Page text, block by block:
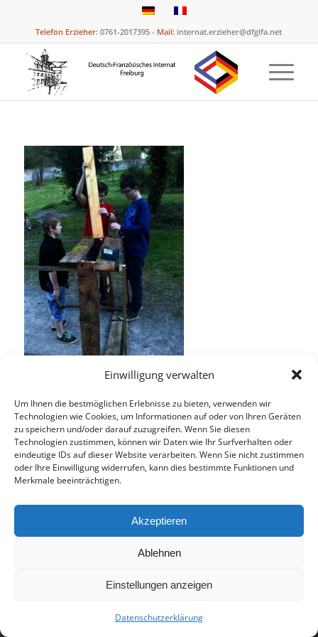
Einwilligung verwalten
Um Ihnen die bestmöglichen Erlebnisse zu bieten, verwenden wir
Technologien wie Cookies, um Informationen auf oder von Ihren Geräten
zu speichern und/oder darauf zuzugreifen. Wenn Sie diesen
Technologien zustimmen, können wir Daten wie Ihr Surfverhalten oder
eindeutige IDs auf dieser Website verarbeiten. Wenn Sie nicht zustimmen
oder Ihre Einwilligung widerrufen, kann dies bestimmte Funktionen und
Merkmale beeinträchtigen.
Akzeptieren
Ablehnen
Einstellungen anzeigen
Datenschutzerklärung
Telefon Erzieher: 0761-2017395 - Mail: internat.erzieher@dfglfa.net
© 2017 - Deutsch-Französisches Internat Freiburg - Realisiert von
Timonster Webdesign
Impressum
Datenschutzerklärung